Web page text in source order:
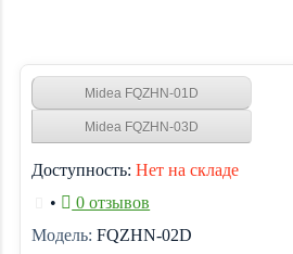
Midea FQZHN-01D
Midea FQZHN-03D
Доступность: Нет на складе
•
0 отзывов
Модель: FQZHN-02D